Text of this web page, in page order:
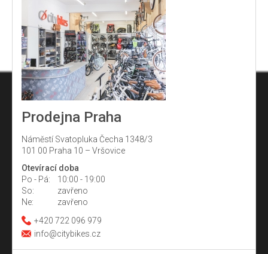
Prodejna Praha
Náměstí Svatopluka Čecha 1348/3
101 00 Praha 10 – Vršovice
Otevírací doba
Po - Pá:
10:00 - 19:00
So:
zavřeno
Ne:
zavřeno
+420 722 096 979
info@citybikes.cz